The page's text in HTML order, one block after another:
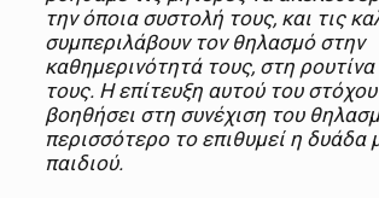
την όποια συστολή τους, και τις
συμπεριλάβουν τον θηλασμό στην
καθημερινότητά τους, στη
τους. Η επίτευξη αυτού του
βοηθήσει στη συνέχιση του
περισσότερο το επιθυμεί η δυάδα
παιδιού.